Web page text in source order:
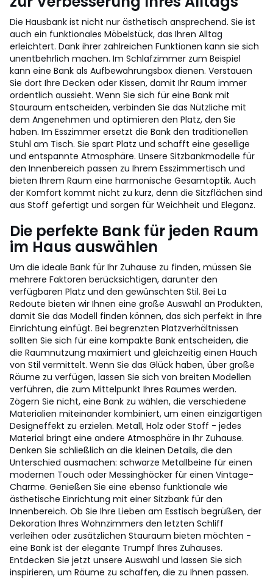
Die Hausbank ist nicht nur ästhetisch ansprechend. Sie ist
auch ein funktionales Möbelstück, das Ihren Alltag
erleichtert. Dank ihrer zahlreichen Funktionen kann sie sich
unentbehrlich machen. Im Schlafzimmer zum Beispiel
kann eine Bank als Aufbewahrungsbox dienen. Verstauen
Sie dort Ihre Decken oder Kissen, damit Ihr Raum immer
ordentlich aussieht. Wenn Sie sich für eine Bank mit
Stauraum entscheiden, verbinden Sie das Nützliche mit
dem Angenehmen und optimieren den Platz, den Sie
haben. Im Esszimmer ersetzt die Bank den traditionellen
Stuhl am Tisch. Sie spart Platz und schafft eine gesellige
und entspannte Atmosphäre. Unsere Sitzbankmodelle für
den Innenbereich passen zu Ihrem Esszimmertisch und
bieten Ihrem Raum eine harmonische Gesamtoptik. Auch
der Komfort kommt nicht zu kurz, denn die Sitzflächen sind
aus Stoff gefertigt und sorgen für Weichheit und Eleganz.
Die perfekte Bank für jeden Raum
im Haus auswählen
Um die ideale Bank für Ihr Zuhause zu finden, müssen Sie
mehrere Faktoren berücksichtigen, darunter den
verfügbaren Platz und den gewünschten Stil. Bei La
Redoute bieten wir Ihnen eine große Auswahl an Produkten,
damit Sie das Modell finden können, das sich perfekt in Ihre
Einrichtung einfügt. Bei begrenzten Platzverhältnissen
sollten Sie sich für eine kompakte Bank entscheiden, die
die Raumnutzung maximiert und gleichzeitig einen Hauch
von Stil vermittelt. Wenn Sie das Glück haben, über große
Räume zu verfügen, lassen Sie sich von breiten Modellen
verführen, die zum Mittelpunkt Ihres Raumes werden.
Zögern Sie nicht, eine Bank zu wählen, die verschiedene
Materialien miteinander kombiniert, um einen einzigartigen
Designeffekt zu erzielen. Metall, Holz oder Stoff - jedes
Material bringt eine andere Atmosphäre in Ihr Zuhause.
Denken Sie schließlich an die kleinen Details, die den
Unterschied ausmachen: schwarze Metallbeine für einen
modernen Touch oder Messinghöcker für einen Vintage-
Charme. Genießen Sie eine ebenso funktionale wie
ästhetische Einrichtung mit einer Sitzbank für den
Innenbereich. Ob Sie Ihre Lieben am Esstisch begrüßen, der
Dekoration Ihres Wohnzimmers den letzten Schliff
verleihen oder zusätzlichen Stauraum bieten möchten -
eine Bank ist der elegante Trumpf Ihres Zuhauses.
Entdecken Sie jetzt unsere Auswahl und lassen Sie sich
inspirieren, um Räume zu schaffen, die zu Ihnen passen.